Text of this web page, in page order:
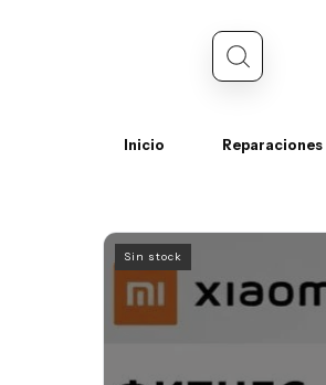
Inicio Reparaciones
Sin stock